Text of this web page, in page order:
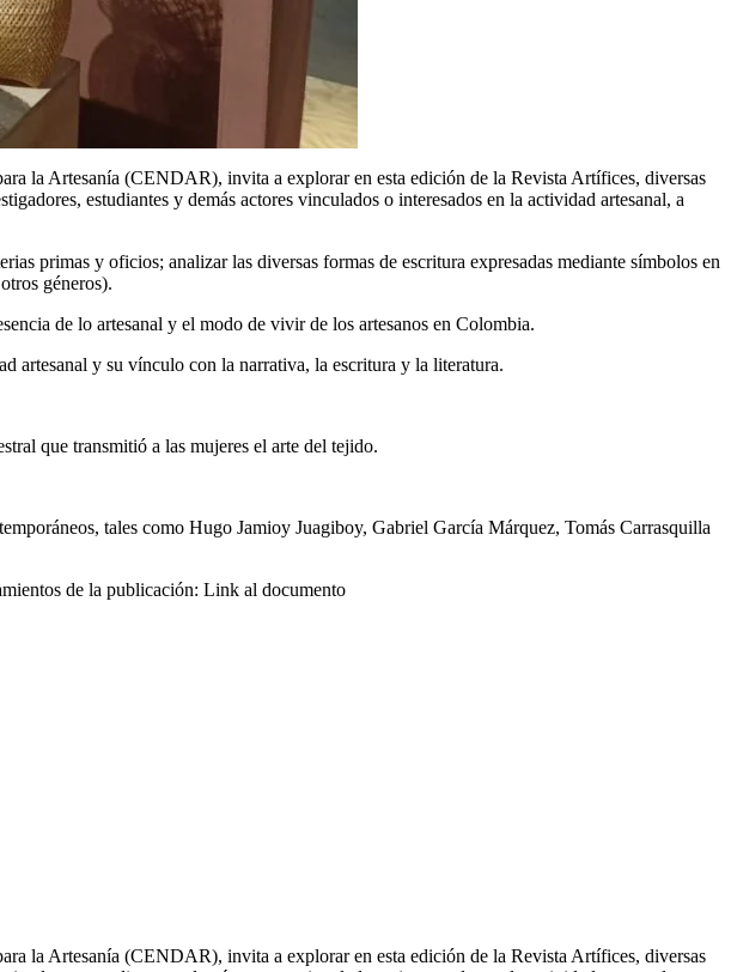
la Artesanía (CENDAR), invita a explorar en esta edición de la Revista Artífices, diversas
estudiantes y demás actores vinculados o interesados en la actividad artesanal, a
primas y oficios; analizar las diversas formas de escritura expresadas mediante símbolos en
géneros).
de lo artesanal y el modo de vivir de los artesanos en Colombia.
artesanal y su vínculo con la narrativa, la escritura y la literatura.
que transmitió a las mujeres el arte del tejido.
tales como Hugo Jamioy Juagiboy, Gabriel García Márquez, Tomás Carrasquilla
de la publicación: Link al documento
la Artesanía (CENDAR), invita a explorar en esta edición de la Revista Artífices, diversas